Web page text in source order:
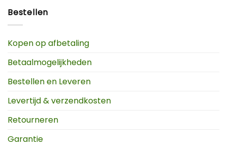
Bestellen
Kopen op afbetaling
Betaalmogelijkheden
Bestellen en Leveren
Levertijd & verzendkosten
Retourneren
Garantie